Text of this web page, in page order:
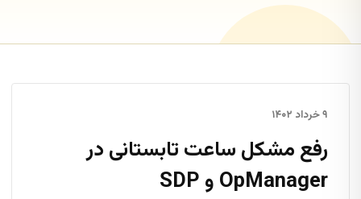
۹ خرداد ۱۴۰۲
رفع مشکل ساعت تابستانی در
OpManager و SDP